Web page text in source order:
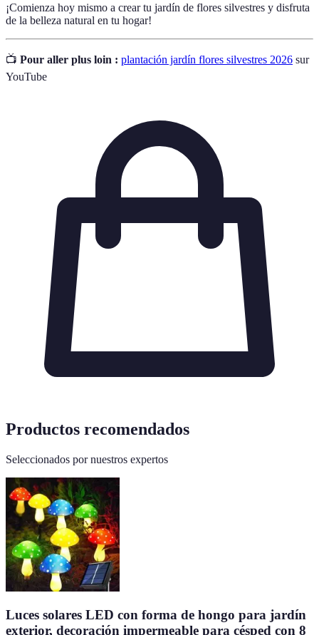
¡Comienza hoy mismo a crear tu jardín de flores silvestres y disfruta
de la belleza natural en tu hogar!
📺 Pour aller plus loin : plantación jardín flores silvestres 2026 sur
YouTube
Productos recomendados
Seleccionados por nuestros expertos
Luces solares LED con forma de hongo para jardín
exterior, decoración impermeable para césped con 8